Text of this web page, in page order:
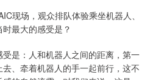
场，观众排队体验乘坐机器人、
最大的感受是？
是：人和机器人之间的距离，第一
、牵着机器人的手一起前行，这不